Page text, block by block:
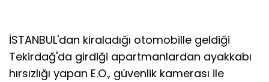
İSTANBUL'dan kiraladığı otomobille geldiği
Tekirdağ'da girdiği apartmanlardan ayakkabı
hırsızlığı yapan E.O., güvenlik kamerası ile